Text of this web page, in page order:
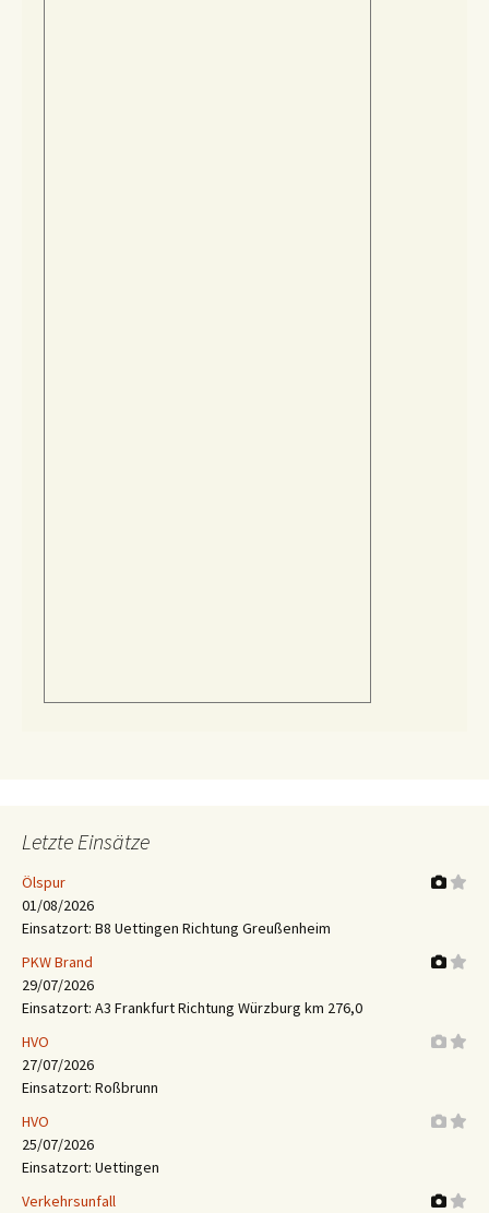
Letzte Einsätze
Ölspur
01/08/2026
Einsatzort: B8 Uettingen Richtung Greußenheim
PKW Brand
29/07/2026
Einsatzort: A3 Frankfurt Richtung Würzburg km 276,0
HVO
27/07/2026
Einsatzort: Roßbrunn
HVO
25/07/2026
Einsatzort: Uettingen
Verkehrsunfall